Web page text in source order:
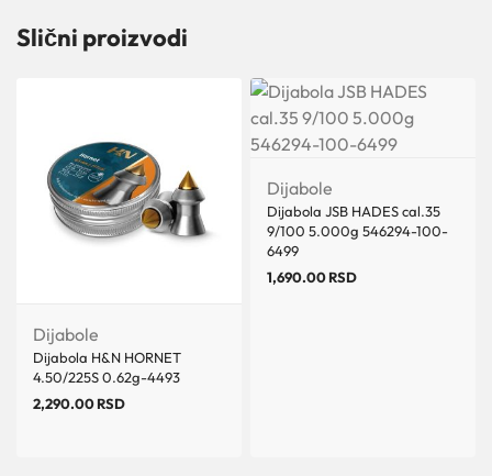
Slični proizvodi
Dijabole
Dijabola H&N HORNET
4.50/225S 0.62g-4493
2,290.00RSD
Dijabole
Dijabola JSB HADES cal.35
9/100 5.000g 546294-100-
6499
1,690.00RSD